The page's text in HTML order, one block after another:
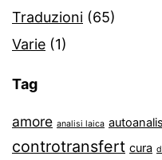
Traduzioni (65)
Varie (1)
Tag
amore analisi laica
controtransfert cura